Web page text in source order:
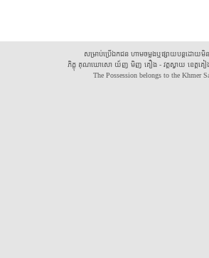
សម្រាប់ប្រើឯកជន ហាមចម្លងឬផ្សាយបន្តដោយមិ
ភិក្ខុ គុណឃោសោ យ័ញ មិញ គឿង - វត្តស្វាយ ខេត្តគ
The Possession belongs to the Khmer